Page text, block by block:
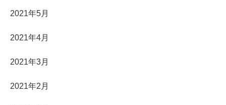
2021年5月
2021年4月
2021年3月
2021年2月